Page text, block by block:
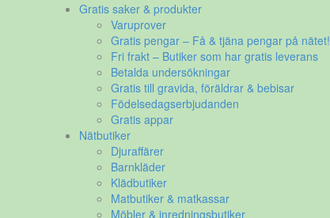
Gratis saker & produkter
Varuprover
Gratis pengar – Få & tjäna pengar på nätet!
Fri frakt – Butiker som har gratis leverans
Betalda undersökningar
Gratis till gravida, föräldrar & bebisar
Födelsedagserbjudanden
Gratis appar
Nätbutiker
Djuraffärer
Barnkläder
Klädbutiker
Matbutiker & matkassar
Möbler & inredningsbutiker